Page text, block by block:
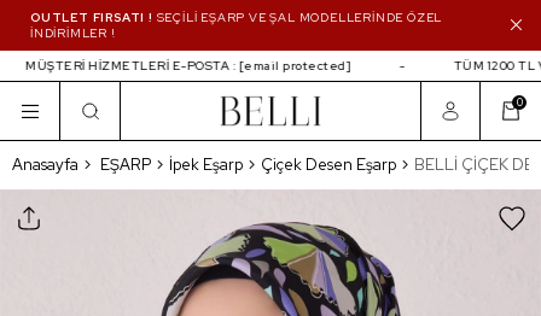
OUTLET FIRSATI ! SEÇİLİ EŞARP VE ŞAL MODELLERİNDE ÖZEL
İNDİRİMLER !
MÜŞTERİ HİZMETLERİ E-POSTA :[email protected] TÜM 1200 TL
0
BELLİ ÇİÇEK DESEN İPEK EŞARP 4049D
Anasayfa EŞARP İpek Eşarp Çiçek Desen Eşarp BELLİ ÇİÇEK